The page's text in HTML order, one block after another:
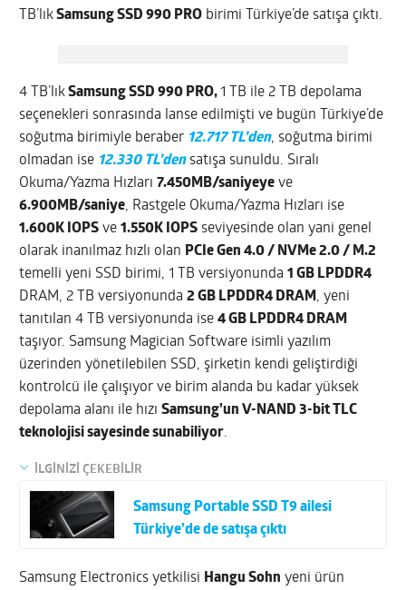
TB’lıkSamsung SSD 990 PRO birimi Türkiye’de satışa çıktı.
4 TB’lıkSamsung SSD 990 PRO,1 TB ile 2 TB depolama
seçenekleri sonrasında lanse edilmişti ve bugün Türkiye’de
soğutma birimiyle beraber 12.717 TL’den, soğutma birimi
olmadan ise 12.330 TL’densatışa sunuldu. Sıralı
Okuma/Yazma Hızları7.450MB/saniyeye ve
6.900MB/saniye, Rastgele Okuma/Yazma Hızları ise
1.600K IOPS ve1.550K IOPS seviyesinde olan yani genel
olarak inanılmaz hızlı olan PCIe Gen 4.0 / NVMe 2.0 / M.2
temelli yeni SSD birimi, 1 TB versiyonunda1 GB LPDDR4
DRAM, 2 TB versiyonunda2 GB LPDDR4 DRAM , yeni
tanıtılan 4 TB versiyonunda ise4 GB LPDDR4 DRAM
taşıyor. Samsung Magician Software isimli yazılım
üzerinden yönetilebilen SSD, şirketin kendi geliştirdiği
kontrolcü ile çalışıyor ve birim alanda bu kadar yüksek
depolama alanı ile hızıSamsung’un V-NAND 3-bit TLC
teknolojisi sayesinde sunabiliyor.
İLGİNİZİ ÇEKEBİLİR
Samsung Portable SSD T9 ailesi
Türkiye’de de satışa çıktı
Samsung Electronics yetkilisi Hangu Sohn yeni ürün